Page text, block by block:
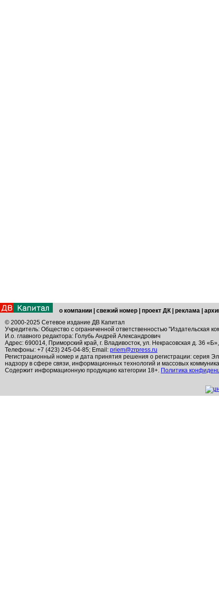
о компании свежий номер проект ДК реклама
© 2000-2025 Сетевое издание ДВ Капитал
Учредитель: Общество с ограниченной ответственностью "Издательская
И.о. главного редактора: Голубь Андрей Александрович
Адрес: 690014, Приморский край, г. Владивосток, ул. Некрасовская д. 36
Телефоны: +7 (423) 245-04-85; Email: priem@zrpress.ru
Регистрационный номер и дата принятия решения о регистрации: серия
надзору в сфере связи, информационных технологий и массовых
Содержит информационную продукцию категории 18+. Политика